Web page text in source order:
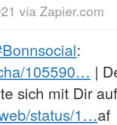
via Zapier.com
:
105590… |
sich mit Dir auf
status/1…af